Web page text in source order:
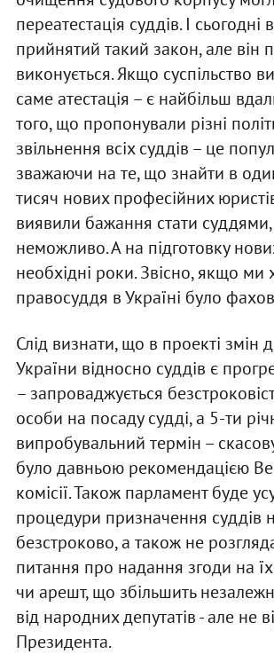
переатестація суддів. І сьогодні
прийнятий такий закон, але він
виконується. Якщо суспільство
саме атестація – є найбільш
того, що пропонували різні
звільнення всіх суддів – це
зважаючи на те, що знайти в
тисяч нових професійних
виявили бажання стати
неможливо. А на підготовку
необхідні роки. Звісно, якщо
правосуддя в Україні було
Слід визнати, що в проекті змін
України відносно суддів є
– запроваджується
особи на посаду судді, а 5-ти
випробувальний термін –
було давньою рекомендацією
комісії. Також парламент буде
процедури призначення суддів
безстроково, а також не
питання про надання згоди на
чи арешт, що збільшить
від народних депутатів - але не
Президента.